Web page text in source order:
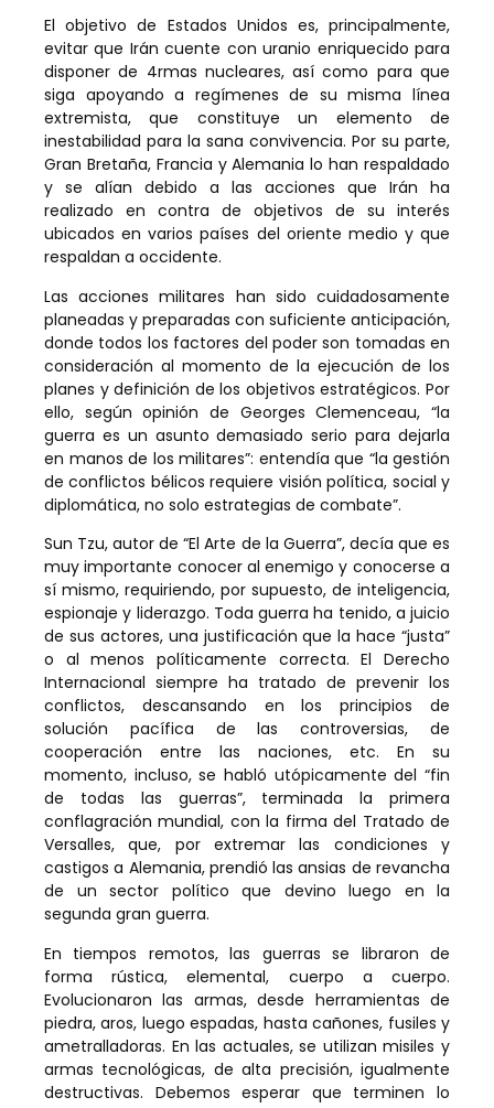
El objetivo de Estados Unidos es, principalmente,
evitar que Irán cuente con uranio enriquecido para
disponer de 4rmas nucleares, así como para que
siga apoyando a regímenes de su misma línea
extremista, que constituye un elemento de
inestabilidad para la sana convivencia. Por su parte,
Gran Bretaña, Francia y Alemania lo han respaldado
y se alían debido a las acciones que Irán ha
realizado en contra de objetivos de su interés
ubicados en varios países del oriente medio y que
respaldan a occidente.
Las acciones militares han sido cuidadosamente
planeadas y preparadas con suficiente anticipación,
donde todos los factores del poder son tomadas en
consideración al momento de la ejecución de los
planes y definición de los objetivos estratégicos. Por
ello, según opinión de Georges Clemenceau, “la
guerra es un asunto demasiado serio para dejarla
en manos de los militares”: entendía que “la gestión
de conflictos bélicos requiere visión política, social y
diplomática, no solo estrategias de combate”.
Sun Tzu, autor de “El Arte de la Guerra”, decía que es
muy importante conocer al enemigo y conocerse a
sí mismo, requiriendo, por supuesto, de inteligencia,
espionaje y liderazgo. Toda guerra ha tenido, a juicio
de sus actores, una justificación que la hace “justa”
o al menos políticamente correcta. El Derecho
Internacional siempre ha tratado de prevenir los
conflictos, descansando en los principios de
solución pacífica de las controversias, de
cooperación entre las naciones, etc. En su
momento, incluso, se habló utópicamente del “fin
de todas las guerras”, terminada la primera
conflagración mundial, con la firma del Tratado de
Versalles, que, por extremar las condiciones y
castigos a Alemania, prendió las ansias de revancha
de un sector político que devino luego en la
segunda gran guerra.
En tiempos remotos, las guerras se libraron de
forma rústica, elemental, cuerpo a cuerpo.
Evolucionaron las armas, desde herramientas de
piedra, aros, luego espadas, hasta cañones, fusiles y
ametralladoras. En las actuales, se utilizan misiles y
armas tecnológicas, de alta precisión, igualmente
destructivas. Debemos esperar que terminen lo